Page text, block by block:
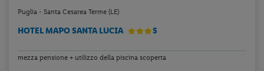
Puglia - Santa Cesarea Terme (LE)
HOTEL MAPO SANTA LUCIA S
mezza pensione + utilizzo della piscina scoperta